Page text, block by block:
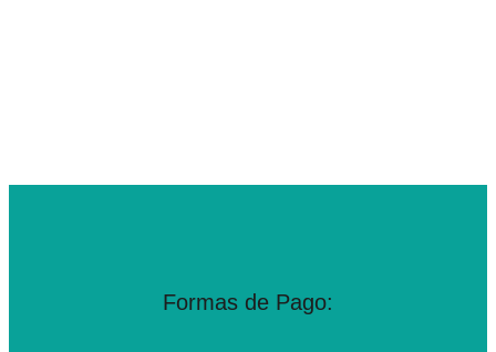
Formas de Pago: